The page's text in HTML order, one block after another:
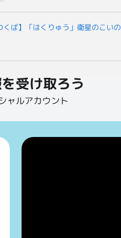
くば】「はくりゅう」衛星のこい
受け取ろう
ャルアカウント